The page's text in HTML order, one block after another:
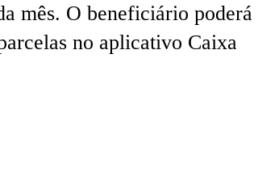
mês. O beneficiário poderá
no aplicativo Caixa